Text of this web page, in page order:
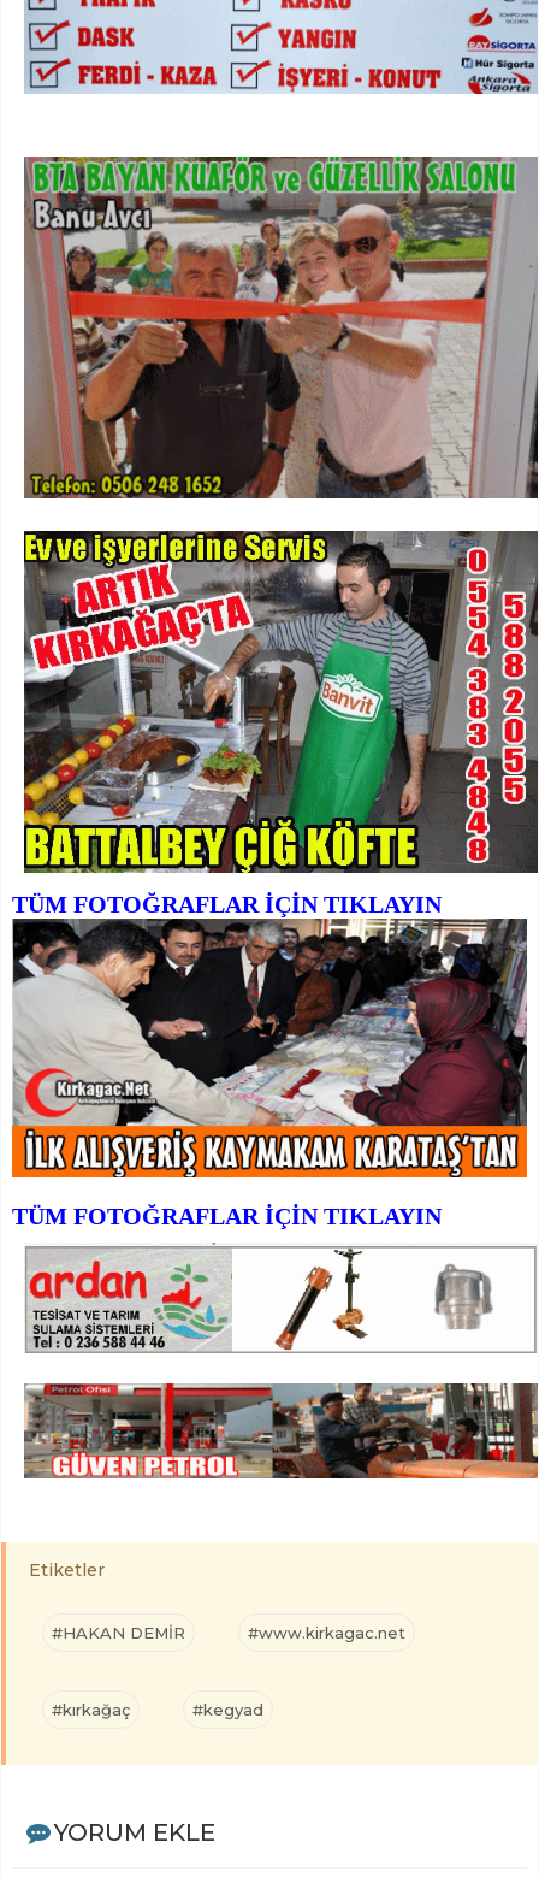
TÜM FOTOĞRAFLAR İÇİN TIKLAYIN
TÜM FOTOĞRAFLAR İÇİN TIKLAYIN
Etiketler
#HAKAN DEMİR #www.kirkagac.net
#kırkağaç #kegyad
YORUM EKLE